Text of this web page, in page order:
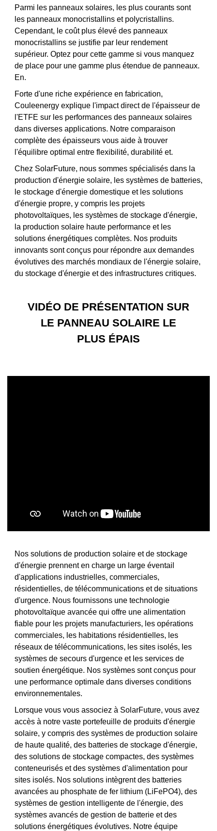
Parmi les panneaux solaires, les plus courants sont
les panneaux monocristallins et polycristallins.
Cependant, le coût plus élevé des panneaux
monocristallins se justifie par leur rendement
supérieur. Optez pour cette gamme si vous manquez
de place pour une gamme plus étendue de panneaux.
En.
Forte d'une riche expérience en fabrication,
Couleenergy explique l'impact direct de l'épaisseur de
l'ETFE sur les performances des panneaux solaires
dans diverses applications. Notre comparaison
complète des épaisseurs vous aide à trouver
l'équilibre optimal entre flexibilité, durabilité et.
Chez SolarFuture, nous sommes spécialisés dans la
production d'énergie solaire, les systèmes de batteries,
le stockage d'énergie domestique et les solutions
d'énergie propre, y compris les projets
photovoltaïques, les systèmes de stockage d'énergie,
la production solaire haute performance et les
solutions énergétiques complètes. Nos produits
innovants sont conçus pour répondre aux demandes
évolutives des marchés mondiaux de l'énergie solaire,
du stockage d'énergie et des infrastructures critiques.
VIDÉO DE PRÉSENTATION SUR
LE PANNEAU SOLAIRE LE
PLUS ÉPAIS
Nos solutions de production solaire et de stockage
d'énergie prennent en charge un large éventail
d'applications industrielles, commerciales,
résidentielles, de télécommunications et de situations
d'urgence. Nous fournissons une technologie
photovoltaïque avancée qui offre une alimentation
fiable pour les projets manufacturiers, les opérations
commerciales, les habitations résidentielles, les
réseaux de télécommunications, les sites isolés, les
systèmes de secours d'urgence et les services de
soutien énergétique. Nos systèmes sont conçus pour
une performance optimale dans diverses conditions
environnementales.
Lorsque vous vous associez à SolarFuture, vous avez
accès à notre vaste portefeuille de produits d'énergie
solaire, y compris des systèmes de production solaire
de haute qualité, des batteries de stockage d'énergie,
des solutions de stockage compactes, des systèmes
conteneurisés et des systèmes d'alimentation pour
sites isolés. Nos solutions intègrent des batteries
avancées au phosphate de fer lithium (LiFePO4), des
systèmes de gestion intelligente de l'énergie, des
systèmes avancés de gestion de batterie et des
solutions énergétiques évolutives. Notre équipe